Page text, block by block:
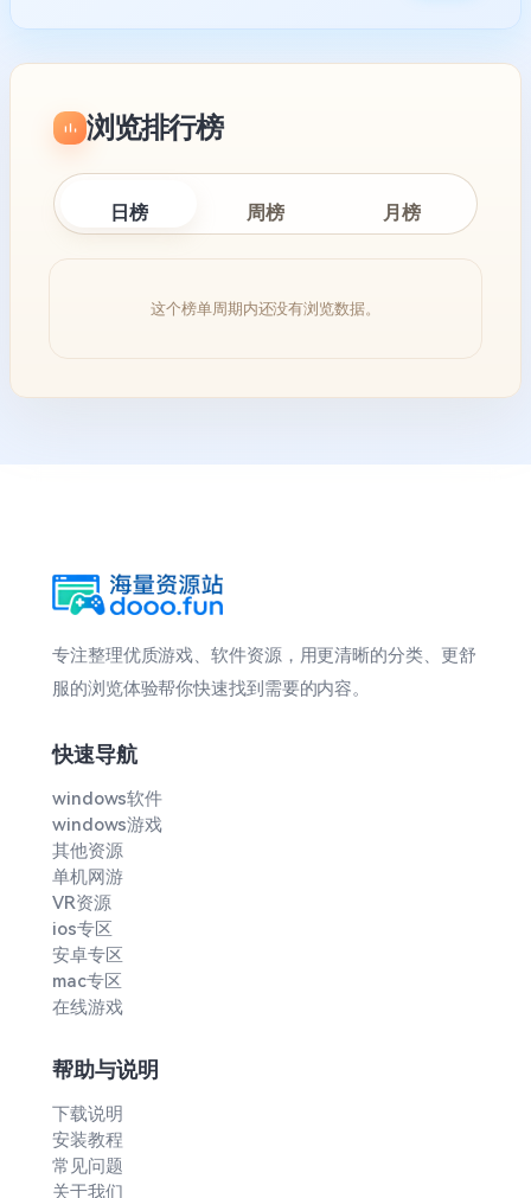
浏览排行榜
日榜 周榜 月榜
这个榜单周期内还没有浏览数据。
专注整理优质游戏、软件资源，用更清晰的分类、更舒
服的浏览体验帮你快速找到需要的内容。
快速导航
windows软件
windows游戏
其他资源
单机网游
VR资源
ios专区
安卓专区
mac专区
在线游戏
帮助与说明
下载说明
安装教程
常见问题
关于我们